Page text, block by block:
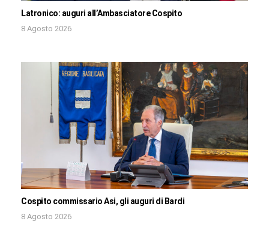
Latronico: auguri all’Ambasciatore Cospito
8 Agosto 2026
Cospito commissario Asi, gli auguri di Bardi
8 Agosto 2026